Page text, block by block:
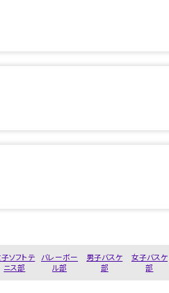
ソフトテ
ニス部
バレーボー
ル部
男子バスケ
部
女子バスケ
部